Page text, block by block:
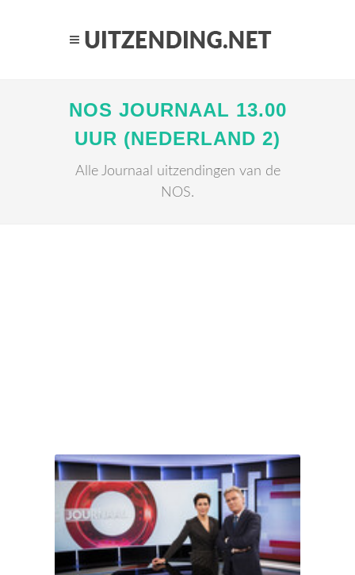
NOS JOURNAAL 13.00
UUR (NEDERLAND 2)
Alle Journaal uitzendingen van de
NOS.